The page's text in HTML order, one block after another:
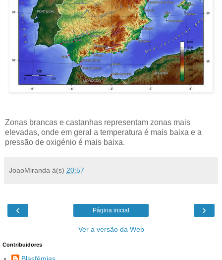
Zonas brancas e castanhas representam zonas mais
elevadas, onde em geral a temperatura é mais baixa e a
pressão de oxigénio é mais baixa.
JoaoMiranda à(s) 20:57
‹ ›
Página inicial
Ver a versão da Web
Contribuidores